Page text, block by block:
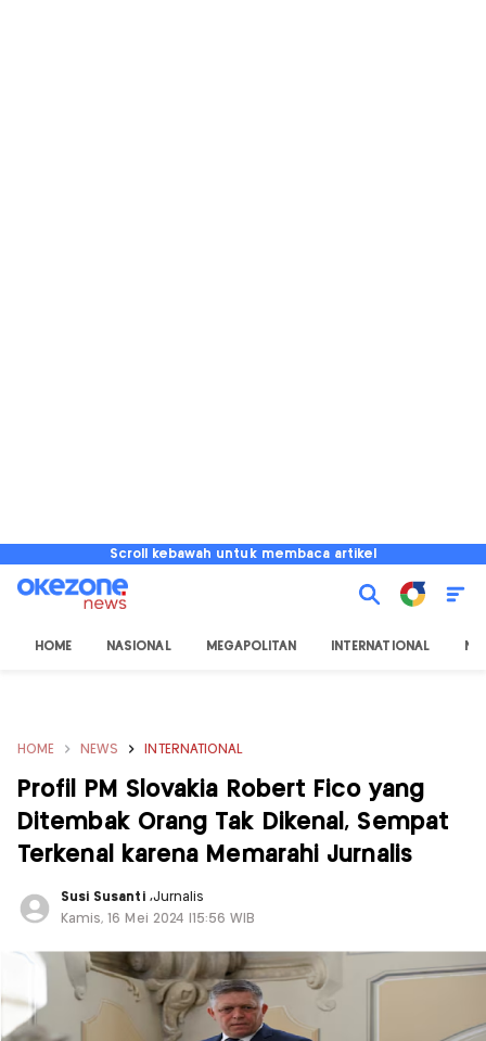
Scroll kebawah untuk membaca artikel
HOME NASIONAL MEGAPOLITAN INTERNATIONAL
HOME NEWS INTERNATIONAL
Profil PM Slovakia Robert Fico yang
Ditembak Orang Tak Dikenal, Sempat
Terkenal karena Memarahi Jurnalis
Susi Susanti ,Jurnalis
Kamis, 16 Mei 2024 |15:56 WIB